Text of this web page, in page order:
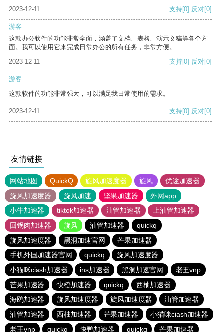
2023-12-11 支持[0] 反对[0]
游客
这款办公软件的功能非常全面，涵盖了文档、表格、演示文稿等各个方
面。我可以使用它来完成日常办公的所有任务，非常方便。
2023-12-11
支持[0] 反对[0]
游客
这款软件的功能非常强大，可以满足我日常使用的需求。
2023-12-11 支持[0] 反对[0]
友情链接
网站地图 QuickQ 旋风加速度器 旋风
优途加速器
旋风加速度器
旋风加速 坚果加速器
外网app
小牛加速器
tiktok加速器 油管加速器
上油管加速器
回锅肉加速器
旋风 油管加速器
quickq
旋风加速度器
黑洞加速官网
芒果加速器
手机外国加速器官网
quickq
旋风加速度器
小猫咪ciash加速器
ins加速器 黑洞加速官网
老王vnp
芒果加速器
快橙加速器 quickq
西柚加速器
海鸥加速器
旋风加速度器 旋风加速度器
油管加速器
油管加速器
西柚加速器 芒果加速器
小猫咪ciash加速器
老王vnp
quickq 快鸭加速器 quickq 芒果加速器